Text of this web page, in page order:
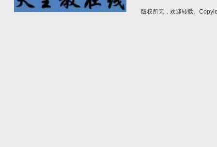
版权所无，欢迎转载。